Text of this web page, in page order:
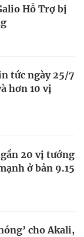
Hỗ Trợ bị
tức ngày 25/7
hơn 10 vị
20 vị tướng
ở bản 9.15
cho Akali,